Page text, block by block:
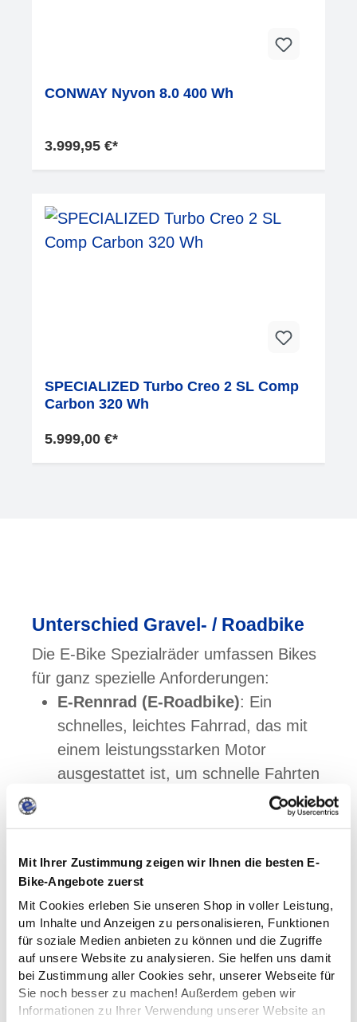
Mit Ihrer Zustimmung zeigen wir Ihnen die besten E-
Bike-Angebote zuerst
Mit Cookies erleben Sie unseren Shop in voller Leistung,
um Inhalte und Anzeigen zu personalisieren, Funktionen
für soziale Medien anbieten zu können und die Zugriffe
auf unsere Website zu analysieren. Sie helfen uns damit
bei Zustimmung aller Cookies sehr, unserer Webseite für
Sie noch besser zu machen! Außerdem geben wir
Informationen zu Ihrer Verwendung unserer Website an
CONWAY Nyvon 8.0 400 Wh
3.999,95 €*
SPECIALIZED Turbo Creo 2 SL Comp
Carbon 320 Wh
5.999,00 €*
Unterschied Gravel- / Roadbike
Die E-Bike Spezialräder umfassen Bikes
für ganz spezielle Anforderungen:
E-Rennrad (E-Roadbike): Ein
schnelles, leichtes Fahrrad, das mit
einem leistungsstarken Motor
ausgestattet ist, um schnelle Fahrten
das für unbefestigte Straßen,
Schotterwege und auch leichte Trails
konzipiert ist.